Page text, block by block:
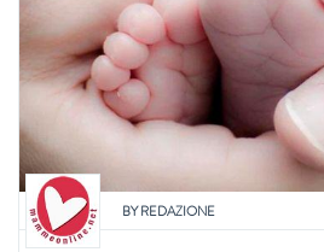
BYREDAZIONE